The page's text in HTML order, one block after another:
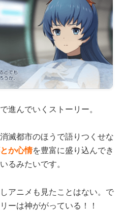
進んでいくストーリー。
滅都市のほうで語りつくせな
か心情を豊富に盛り込んでき
るみたいです。
アニメも見たことはない。で
ーは神ががっている！！